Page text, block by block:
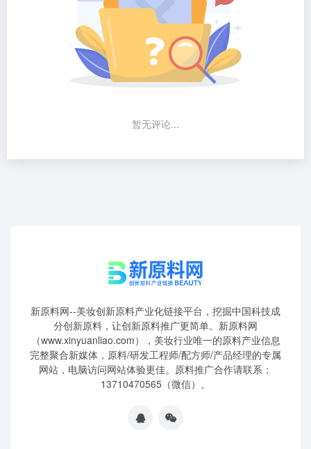
暂无评论...
新原料网--美妆创新原料产业化链接平台，挖掘中国科技成
分创新原料，让创新原料推广更简单。新原料网
（www.xinyuanliao.com），美妆行业唯一的原料产业信息
完整聚合新媒体，原料/研发工程师/配方师/产品经理的专属
网站，电脑访问网站体验更佳。原料推广合作请联系：
13710470565（微信）。